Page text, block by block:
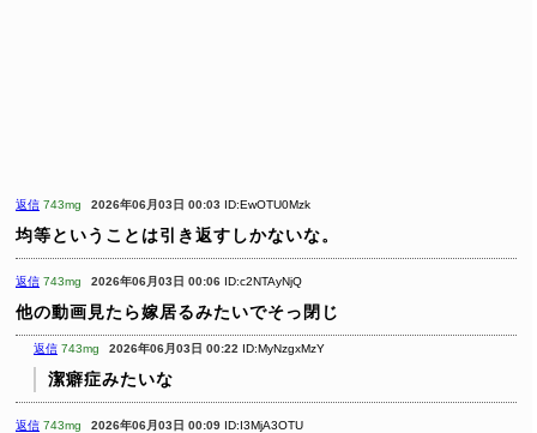
返信 743mg 2026年06月03日 00:03 ID:EwOTU0Mzk
均等ということは引き返すしかないな。
返信 743mg 2026年06月03日 00:06 ID:c2NTAyNjQ
他の動画見たら嫁居るみたいでそっ閉じ
返信 743mg 2026年06月03日 00:22 ID:MyNzgxMzY
潔癖症みたいな
返信 743mg 2026年06月03日 00:09 ID:I3MjA3OTU